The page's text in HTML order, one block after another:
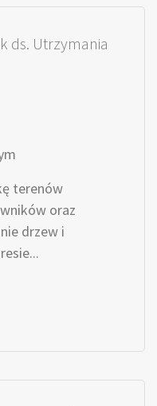
ds. Utrzymania
terenów
oraz
drzew i